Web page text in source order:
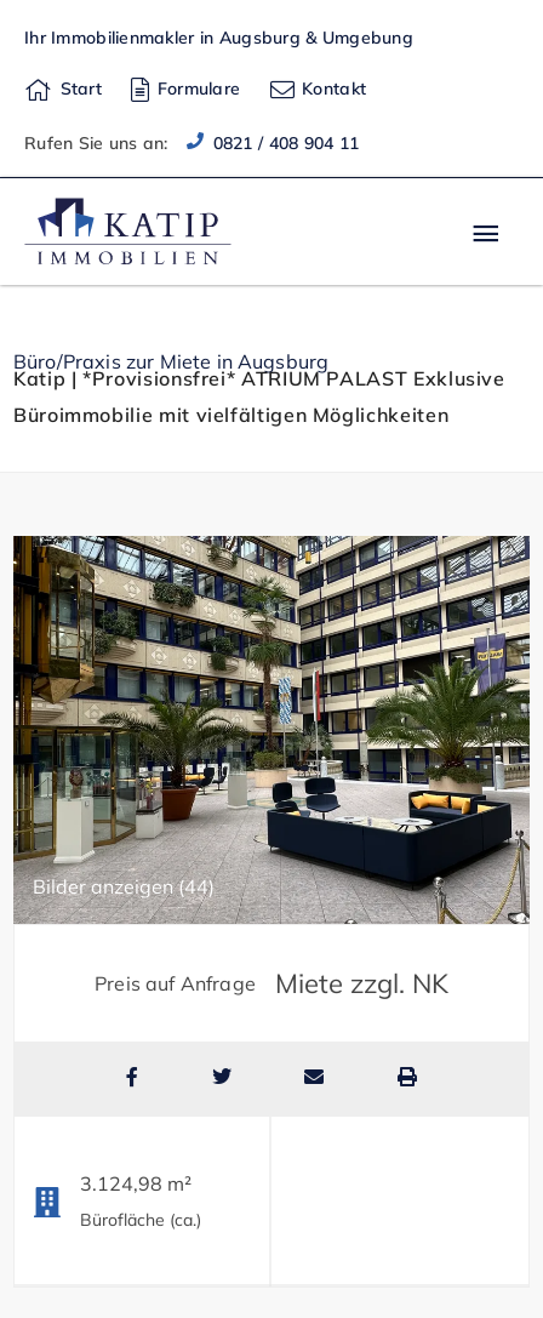
springen
Ihr Immobilienmakler in Augsburg & Umgebung
Rufen Sie uns an: 0821 / 408 904 11
Start Formulare Kontakt
Büro/Praxis zur Miete in Augsburg
Katip | *Provisionsfrei* ATRIUM PALAST Exklusive
Büroimmobilie mit vielfältigen Möglichkeiten
Bilder anzeigen (44)
Preis auf Anfrage Miete zzgl. NK
3.124,98 m²
Bürofläche (ca.)